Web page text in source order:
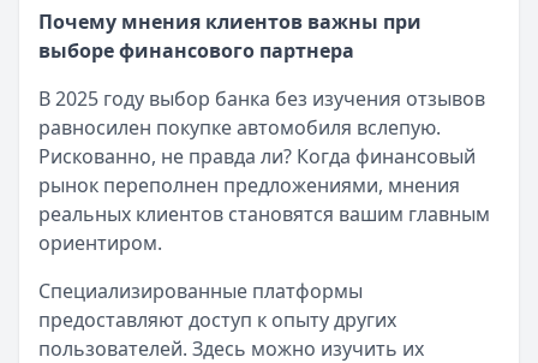
Почему мнения клиентов важны при
выборе финансового партнера
В 2025 году выбор банка без изучения отзывов
равносилен покупке автомобиля вслепую.
Рискованно, не правда ли? Когда финансовый
рынок переполнен предложениями, мнения
реальных клиентов становятся вашим главным
ориентиром.
Специализированные платформы
предоставляют доступ к опыту других
пользователей. Здесь можно изучить их